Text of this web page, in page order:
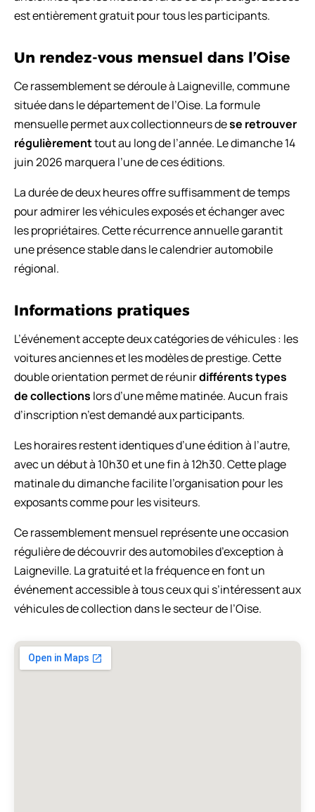
est entièrement gratuit pour tous les participants.
Un rendez-vous mensuel dans l’Oise
Ce rassemblement se déroule à Laigneville, commune
située dans le département de l’Oise. La formule
mensuelle permet aux collectionneurs dese retrouver
régulièrementtout au long de l’année. Le dimanche 14
juin 2026 marquera l’une de ces éditions.
La durée de deux heures offre suffisamment de temps
pour admirer les véhicules exposés et échanger avec
les propriétaires. Cette récurrence annuelle garantit
une présence stable dans le calendrier automobile
régional.
Informations pratiques
L’événement accepte deux catégories de véhicules : les
voitures anciennes et les modèles de prestige. Cette
double orientation permet de réunirdifférents types
de collections lors d’une même matinée. Aucun frais
d’inscription n’est demandé aux participants.
Les horaires restent identiques d’une édition à l’autre,
avec un début à 10h30 et une fin à 12h30. Cette plage
matinale du dimanche facilite l’organisation pour les
exposants comme pour les visiteurs.
Ce rassemblement mensuel représente une occasion
régulière de découvrir des automobiles d’exception à
Laigneville. La gratuité et la fréquence en font un
événement accessible à tous ceux qui s’intéressent aux
véhicules de collection dans le secteur de l’Oise.